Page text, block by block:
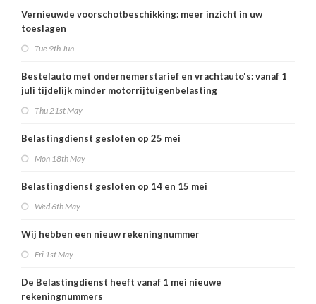
Vernieuwde voorschotbeschikking: meer inzicht in uw
toeslagen
Tue 9th Jun
Bestelauto met ondernemerstarief en vrachtauto's: vanaf 1
juli tijdelijk minder motorrijtuigenbelasting
Thu 21st May
Belastingdienst gesloten op 25 mei
Mon 18th May
Belastingdienst gesloten op 14 en 15 mei
Wed 6th May
Wij hebben een nieuw rekeningnummer
Fri 1st May
De Belastingdienst heeft vanaf 1 mei nieuwe
rekeningnummers